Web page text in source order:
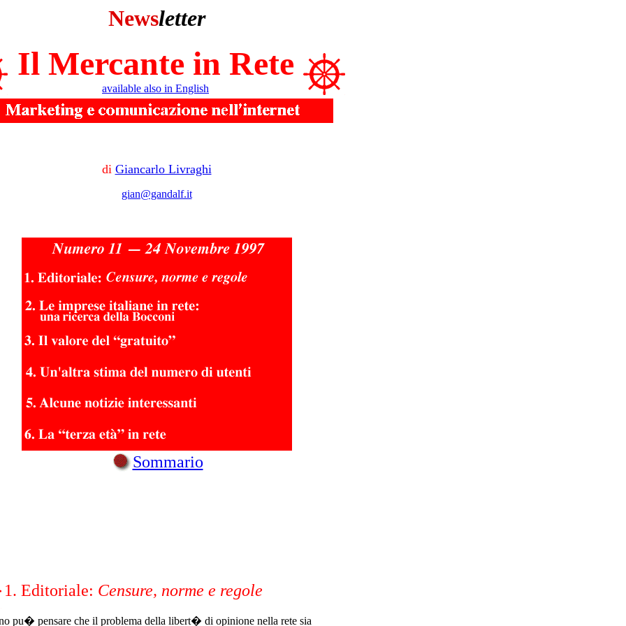
Newsletter
Il Mercante in Rete
available also in English
di Giancarlo Livraghi
gian@gandalf.it
Sommario
1. Editoriale: Censure, norme e regole
pu� pensare che il problema della libert� di opinione nella rete sia